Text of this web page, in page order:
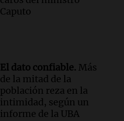
Caputo
El dato confiable. Más
de la mitad de la
población reza en la
intimidad, según un
informe de la UBA